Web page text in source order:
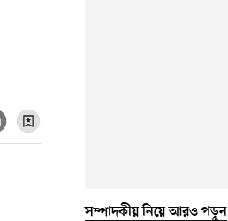
সম্পাদকীয় নিয়ে আরও পড়ুন